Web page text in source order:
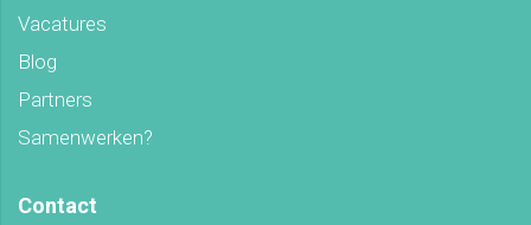
Vacatures
Blog
Partners
Samenwerken?
Contact